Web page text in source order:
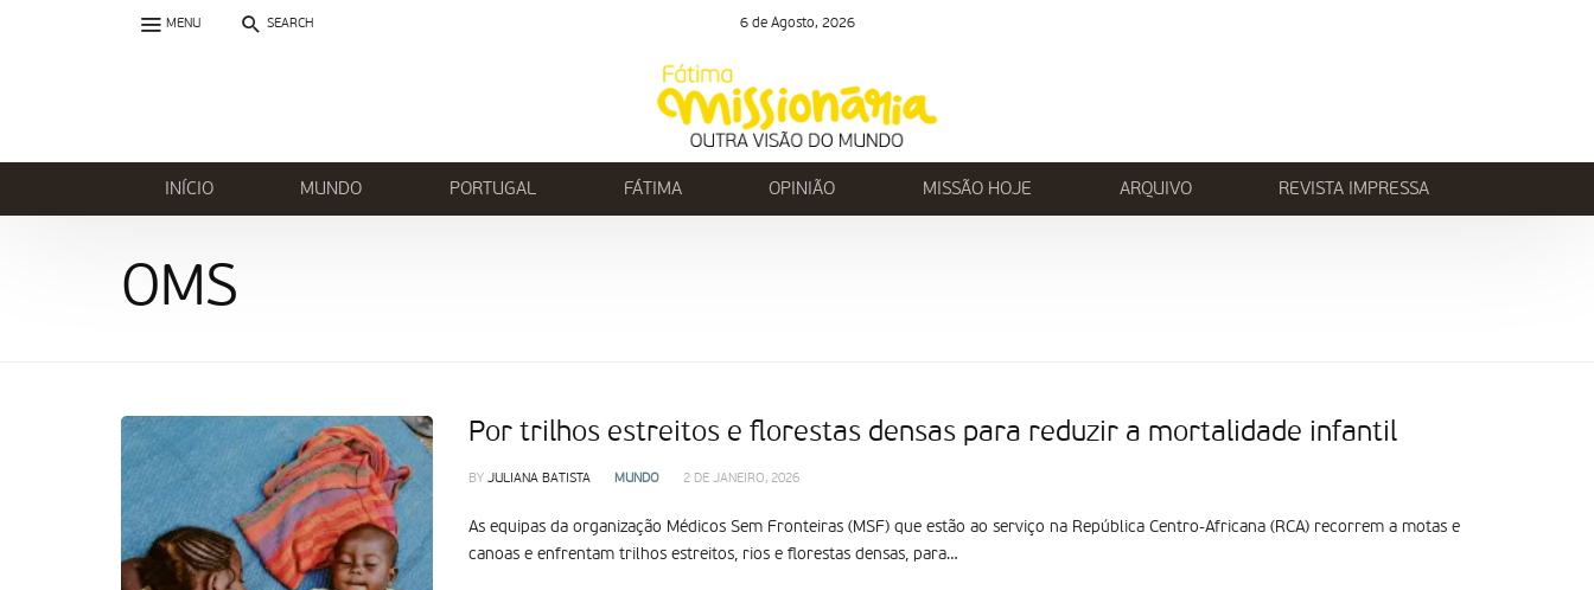
6 de Agosto, 2026
MENU SEARCH
INÍCIO MUNDO PORTUGAL FÁTIMA OPINIÃO MISSÃO HOJE ARQUIVO REVISTA IMPRESSA
OMS
Por trilhos estreitos e florestas densas para reduzir a mortalidade infantil
BY JULIANA BATISTA MUNDO 2 DE JANEIRO, 2026
As equipas da organização Médicos Sem Fronteiras (MSF) que estão ao serviço na República Centro-Africana (RCA) recorrem a motas e
canoas e enfrentam trilhos estreitos, rios e florestas densas, para…